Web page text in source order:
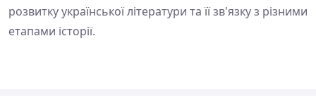
розвитку української літератури та її зв'язку з різними
етапами історії.